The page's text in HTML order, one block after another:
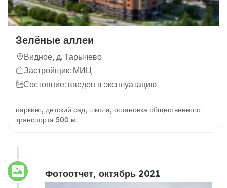
Зелёные аллеи
Видное, д. Тарычево
Застройщик: МИЦ
Состояние: введен в эксплуатацию
паркинг, детский сад, школа, остановка общественного
транспорта 500 м.
Фотоотчет, октябрь 2021